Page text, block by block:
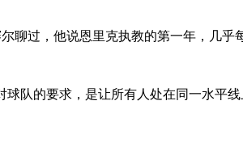
尔聊过，他说恩里克执教的第一年，
队的要求，是让所有人处在同一水平